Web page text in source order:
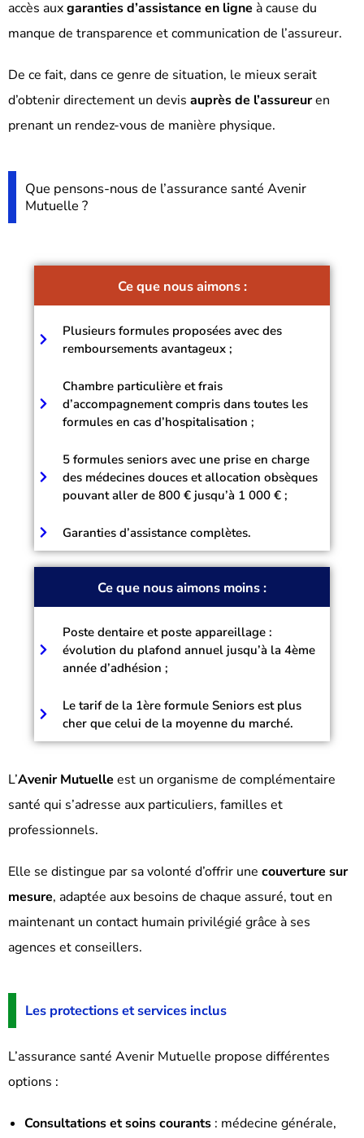
accès auxgaranties d’assistance en ligne à cause du
manque de transparence et communication de l’assureur.
De ce fait, dans ce genre de situation, le mieux serait
d’obtenir directement un devis auprès de l’assureuren
prenant un rendez-vous de manière physique.
Que pensons-nous de l’assurance santé Avenir
Mutuelle ?
Ce que nous aimons :
Plusieurs formules proposées avec des
remboursements avantageux ;
Chambre particulière et frais
d’accompagnement compris dans toutes les
formules en cas d’hospitalisation ;
5 formules seniors avec une prise en charge
des médecines douces et allocation obsèques
pouvant aller de 800 € jusqu’à 1 000 € ;
Garanties d’assistance complètes.
Ce que nous aimons moins :
Poste dentaire et poste appareillage :
évolution du plafond annuel jusqu’à la 4ème
année d’adhésion ;
Le tarif de la 1ère formule Seniors est plus
cher que celui de la moyenne du marché.
L’Avenir Mutuelle est un organisme de complémentaire
santé qui s’adresse aux particuliers, familles et
professionnels.
Elle se distingue par sa volonté d’offrir une couverture sur
mesure, adaptée aux besoins de chaque assuré, tout en
maintenant un contact humain privilégié grâce à ses
agences et conseillers.
Les protections et services inclus
L’assurance santé Avenir Mutuelle propose différentes
options :
Consultations et soins courants : médecine générale,